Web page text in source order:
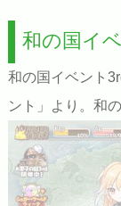
和の国イ
和の国イベント
ント」より。和